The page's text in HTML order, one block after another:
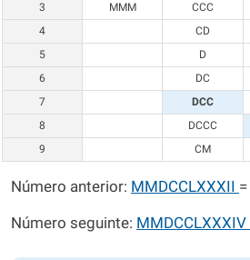
3
MMM CCC
4
CD
5
D
6
DC
7
DCC
8
DCCC
9
CM
Número anterior: MMDCCLXXXII =
Número seguinte: MMDCCLXXXIV